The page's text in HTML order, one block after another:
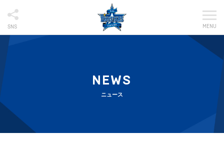
SNS MENU
NEWS
ニュース